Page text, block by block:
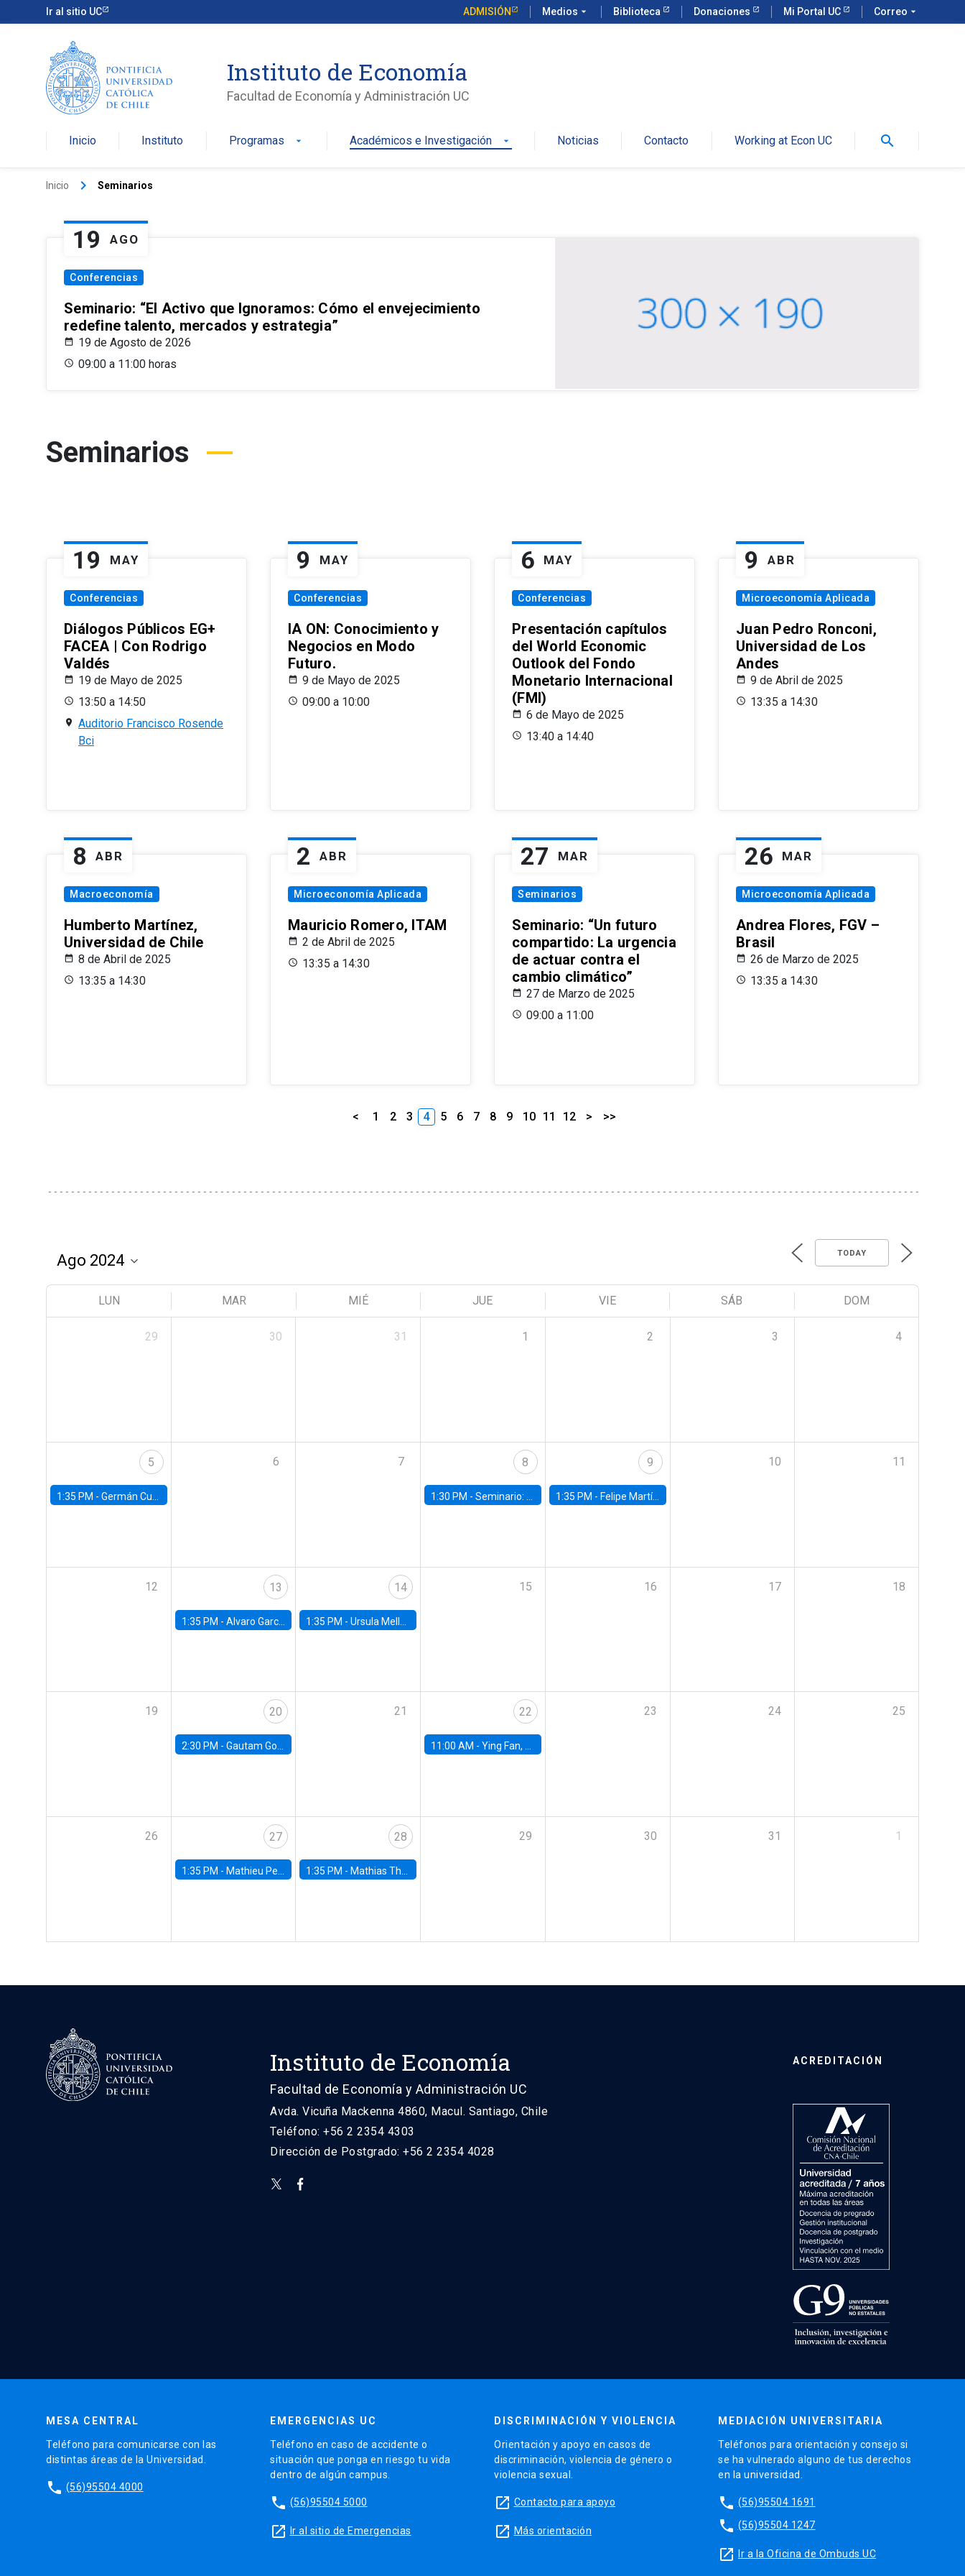
Ir al sitio UC ADMISIÓN Medios arrow_drop_down Biblioteca Donaciones Mi Portal UC Correo arrow_drop_down
Instituto de Economía
Facultad de Economía y Administración UC
Inicio Instituto Programas arrow_drop_down Académicos e Investigación arrow_drop_down Noticias Contacto Working at Econ UC search
Inicio keyboard_arrow_right Seminarios
19 AGO
Conferencias
Seminario: “El Activo que Ignoramos: Cómo el envejecimiento
redefine talento, mercados y estrategia”
19 de Agosto de 2026
09:00 a 11:00 horas
Seminarios
19 MAY
Conferencias
Diálogos Públicos EG+
FACEA | Con Rodrigo
Valdés
19 de Mayo de 2025
13:50 a 14:50
Auditorio Francisco Rosende
Bci
9 MAY
Conferencias
IA ON: Conocimiento y
Negocios en Modo
Futuro.
9 de Mayo de 2025
09:00 a 10:00
6 MAY
Conferencias
Presentación capítulos
del World Economic
Outlook del Fondo
Monetario Internacional
(FMI)
6 de Mayo de 2025
13:40 a 14:40
9 ABR
Microeconomía Aplicada
Juan Pedro Ronconi,
Universidad de Los
Andes
9 de Abril de 2025
13:35 a 14:30
8 ABR
Macroeconomía
Humberto Martínez,
Universidad de Chile
8 de Abril de 2025
13:35 a 14:30
2 ABR
Microeconomía Aplicada
Mauricio Romero, ITAM
2 de Abril de 2025
13:35 a 14:30
27 MAR
Seminarios
Seminario: “Un futuro
compartido: La urgencia
de actuar contra el
cambio climático”
27 de Marzo de 2025
09:00 a 11:00
26 MAR
Microeconomía Aplicada
Andrea Flores, FGV –
Brasil
26 de Marzo de 2025
13:35 a 14:30
< 1 2 3 4 5 6 7 8 9 10 11 12 > >>
TODAY
LUN MAR MIÉ JUE VIE SÁB DOM
29 30 31 1 2 3 4
5
1:35 PM - Germán Cubas, University of Houston
6 7 8
1:30 PM -Seminario: “Recuperando la humanidad para progresar en la era de la IA»
9
1:35 PM - Felipe Martínez, alumno Doctorado en Economía UC
10 11
12 13
1:35 PM - Alvaro Garcia-Marin, Universidad de Los Andes
14
1:35 PM -Ursula Mello, Insper - Institute of Education and Research
15 16 17 18
19 20
2:30 PM - Gautam Gowrisankaran, Columbia University
21 22
11:00 AM -Ying Fan, University of Michigan
23 24 25
26 27
1:35 PM - Mathieu Pedemonte, IDB
28
1:35 PM - Mathias Thoenig, University of Lausanne
29 30 31 1
Instituto de Economía
Facultad de Economía y Administración UC
Avda. Vicuña Mackenna 4860, Macul. Santiago, Chile
Teléfono: +56 2 2354 4303
Dirección de Postgrado: +56 2 2354 4028
ACREDITACIÓN
MESA CENTRAL
Teléfono para comunicarse con las
distintas áreas de la Universidad.
phone (56)95504 4000
EMERGENCIAS UC
Teléfono en caso de accidente o
situación que ponga en riesgo tu vida
dentro de algún campus.
phone (56)95504 5000
launch Ir al sitio de Emergencias
DISCRIMINACIÓN Y VIOLENCIA
Orientación y apoyo en casos de
discriminación, violencia de género o
violencia sexual.
launch Contacto para apoyo
launch Más orientación
MEDIACIÓN UNIVERSITARIA
Teléfonos para orientación y consejo si
se ha vulnerado alguno de tus derechos
en la universidad.
phone (56)95504 1691
phone (56)95504 1247
launch Ir a la Oficina de Ombuds UC